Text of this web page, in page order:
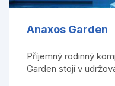
Anaxos Garden
Příjemný rodinný
Garden stojí v